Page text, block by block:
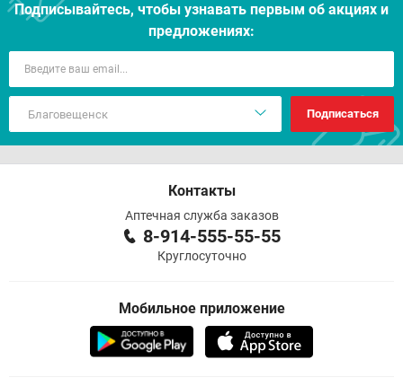
Подписывайтесь, чтобы узнавать первым об акцияx и
предложениях:
Подписаться
Контакты
Аптечная служба заказов
8-914-555-55-55
Круглосуточно
Мобильное приложение